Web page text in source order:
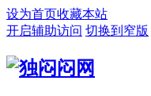
设为首页收藏本站
开启辅助访问 切换到窄版